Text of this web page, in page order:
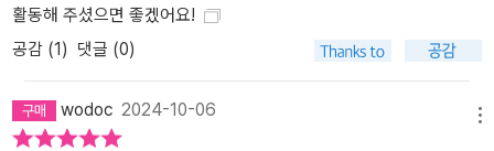
활동해 주셨으면 좋겠어요!
공감 (1) 댓글 (0)
wodoc 2024-10-06